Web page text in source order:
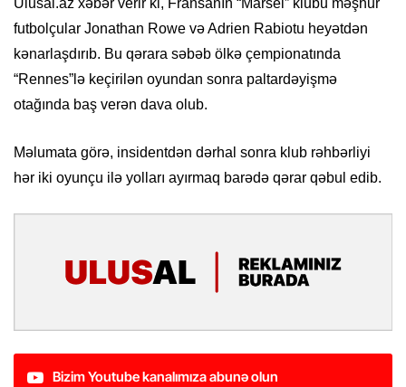
futbolçular Jonathan Rowe və Adrien Rabiotu heyətdən
kənarlaşdırıb. Bu qərara səbəb ölkə çempionatında
“Rennes”lə keçirilən oyundan sonra paltardəyişmə
otağında baş verən dava olub.
Məlumata görə, insidentdən dərhal sonra klub rəhbərliyi
hər iki oyunçu ilə yolları ayırmaq barədə qərar qəbul edib.
Bizim Youtube kanalımıza abunə olun